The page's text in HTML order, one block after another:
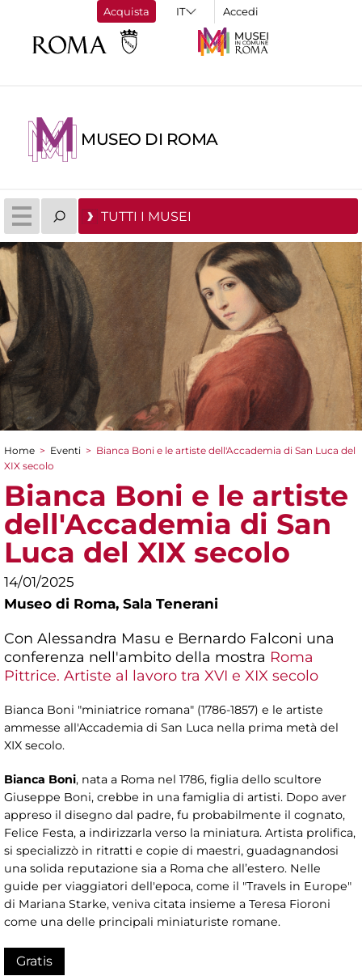
Acquista Accedi
MUSEO DI ROMA
TUTTI I MUSEI
Tu sei qui
Home > Eventi > Bianca Boni e le artiste dell'Accademia di San Luca del
XIX secolo
Bianca Boni e le artiste
dell'Accademia di San
Luca del XIX secolo
14/01/2025
Museo di Roma, Sala Tenerani
Con Alessandra Masu e Bernardo Falconi una
conferenza nell'ambito della mostra Roma
Pittrice. Artiste al lavoro tra XVI e XIX secolo
Bianca Boni "miniatrice romana" (1786-1857) e le artiste
ammesse all'Accademia di San Luca nella prima metà del
XIX secolo.
Bianca Boni, nata a Roma nel 1786, figlia dello scultore
Giuseppe Boni, crebbe in una famiglia di artisti. Dopo aver
appreso il disegno dal padre, fu probabilmente il cognato,
Felice Festa, a indirizzarla verso la miniatura. Artista prolifica,
si specializzò in ritratti e copie di maestri, guadagnandosi
una solida reputazione sia a Roma che all’estero. Nelle
guide per viaggiatori dell'epoca, come il "Travels in Europe"
di Mariana Starke, veniva citata insieme a Teresa Fioroni
come una delle principali miniaturiste romane.
Gratis